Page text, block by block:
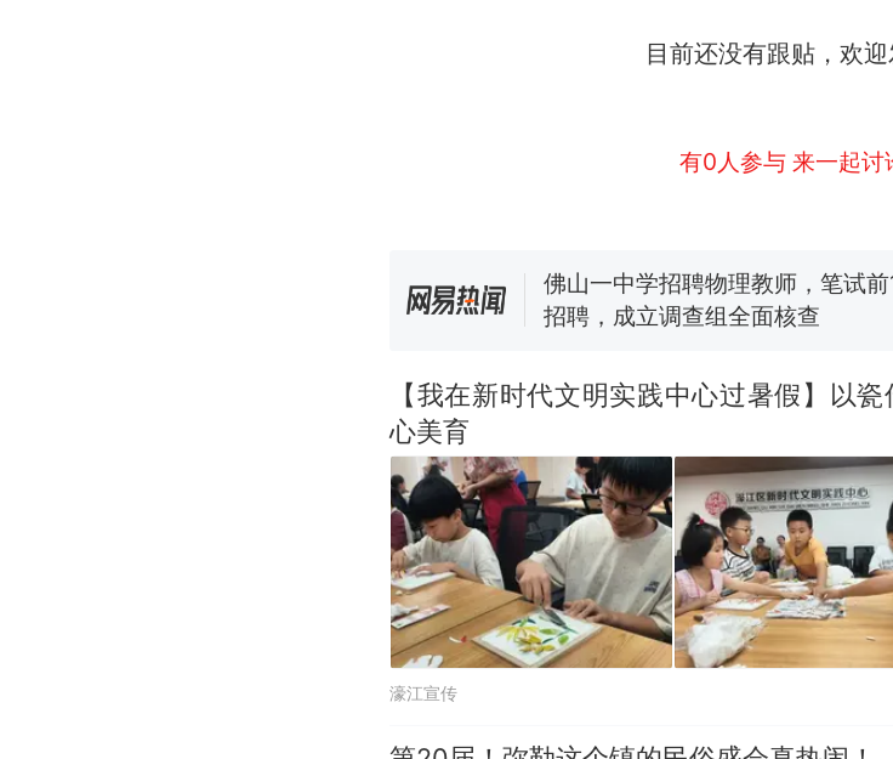
目前还没有跟贴，欢
有0人参与 来一起讨
费大厨“全国小炒肉大王”称号
佛山一中学招聘物理教师，笔试
招聘，成立调查组全面核查
热 那个在床头放菜刀的女孩，因
【我在新时代文明实践中心过暑假】以
心美育
濠江宣传